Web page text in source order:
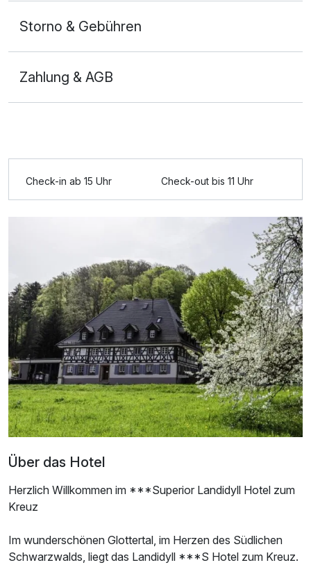
326,00 €
Storno & Gebühren
Zahlung & AGB
Check-in ab 15 Uhr Check-out bis 11 Uhr
Über das Hotel
Herzlich Willkommen im ***Superior Landidyll Hotel zum
Kreuz
Im wunderschönen Glottertal, im Herzen des Südlichen
Schwarzwalds, liegt das Landidyll ***S Hotel zum Kreuz.